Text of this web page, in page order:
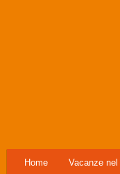
Home Vacanze